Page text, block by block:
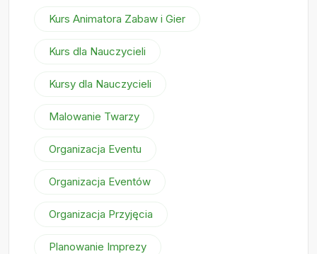
Kurs Animatora Zabaw i Gier
Kurs dla Nauczycieli
Kursy dla Nauczycieli
Malowanie Twarzy
Organizacja Eventu
Organizacja Eventów
Organizacja Przyjęcia
Planowanie Imprezy